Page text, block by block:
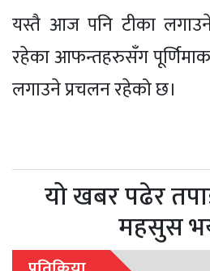
यस्तै आज पनि टीका
रहेका आफन्तहरुसँग
लगाउने प्रचलन रहेको छ।
यो खबर पढेर
महसुस